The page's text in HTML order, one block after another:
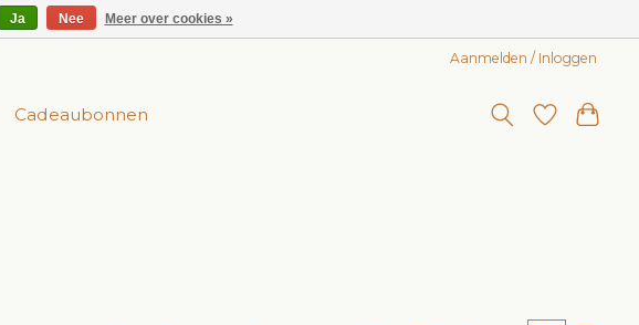
Aanmelden / Inloggen
Cadeaubonnen
Ja Nee Meer over cookies »